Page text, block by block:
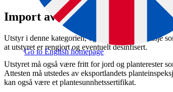
Go to English homepage
Import av maskiner og
Utstyr i denne kategorien, og brukt tomemballasje
at utstyret er rengjort og eventuelt desinfisert.
Utstyret må også være fritt for jord og planterester
Attesten må utstedes av eksportlandets
kan også være et plantesunnhetssertifikat.